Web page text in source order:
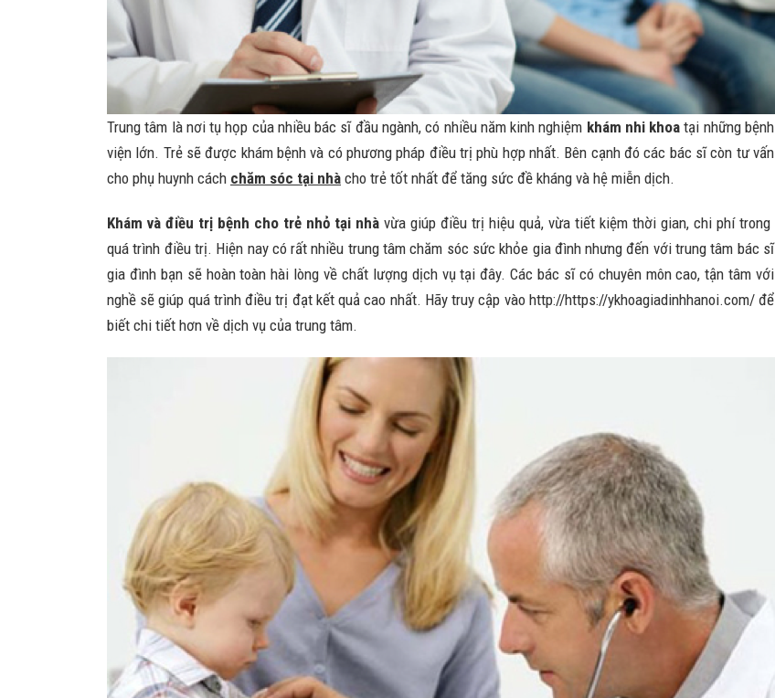
Trung tâm là nơi tụ họp của nhiều bác sĩ đầu ngành, có nhiều năm kinh nghiệm khám nhi khoa tại những bệnh
viện lớn. Trẻ sẽ được khám bệnh và có phương pháp điều trị phù hợp nhất. Bên cạnh đó các bác sĩ còn tư vấn
cho phụ huynh cách chăm sóc tại nhà cho trẻ tốt nhất để tăng sức đề kháng và hệ miễn dịch.
Khám và điều trị bệnh cho trẻ nhỏ tại nhà vừa giúp điều trị hiệu quả, vừa tiết kiệm thời gian, chi phí trong
quá trình điều trị. Hiện nay có rất nhiều trung tâm chăm sóc sức khỏe gia đình nhưng đến với trung tâm bác sĩ
gia đình bạn sẽ hoàn toàn hài lòng về chất lượng dịch vụ tại đây. Các bác sĩ có chuyên môn cao, tận tâm với
nghề sẽ giúp quá trình điều trị đạt kết quả cao nhất. Hãy truy cập vào http://https://ykhoagiadinhhanoi.com/ để
biết chi tiết hơn về dịch vụ của trung tâm.